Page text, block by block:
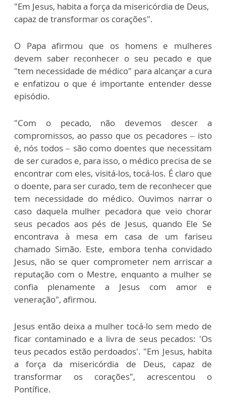
"Em Jesus, habita a força da misericórdia de Deus,
capaz de transformar os corações".
O Papa afirmou que os homens e mulheres
devem saber reconhecer o seu pecado e que
"tem necessidade de médico" para alcançar a cura
e enfatizou o que é importante entender desse
episódio.
"Com o pecado, não devemos descer a
compromissos, ao passo que os pecadores – isto
é, nós todos – são como doentes que necessitam
de ser curados e, para isso, o médico precisa de se
encontrar com eles, visitá-los, tocá-los. É claro que
o doente, para ser curado, tem de reconhecer que
tem necessidade do médico. Ouvimos narrar o
caso daquela mulher pecadora que veio chorar
seus pecados aos pés de Jesus, quando Ele Se
encontrava à mesa em casa de um fariseu
chamado Simão. Este, embora tenha convidado
Jesus, não se quer comprometer nem arriscar a
reputação com o Mestre, enquanto a mulher se
confia plenamente a Jesus com amor e
veneração", afirmou.
Jesus então deixa a mulher tocá-lo sem medo de
ficar contaminado e a livra de seus pecados: 'Os
teus pecados estão perdoados'. "Em Jesus, habita
a força da misericórdia de Deus, capaz de
transformar os corações", acrescentou o
Pontífice.